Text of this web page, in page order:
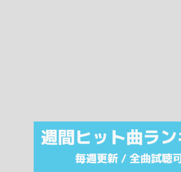
注目カテゴリ
オリジナルiTunes週間トップソング